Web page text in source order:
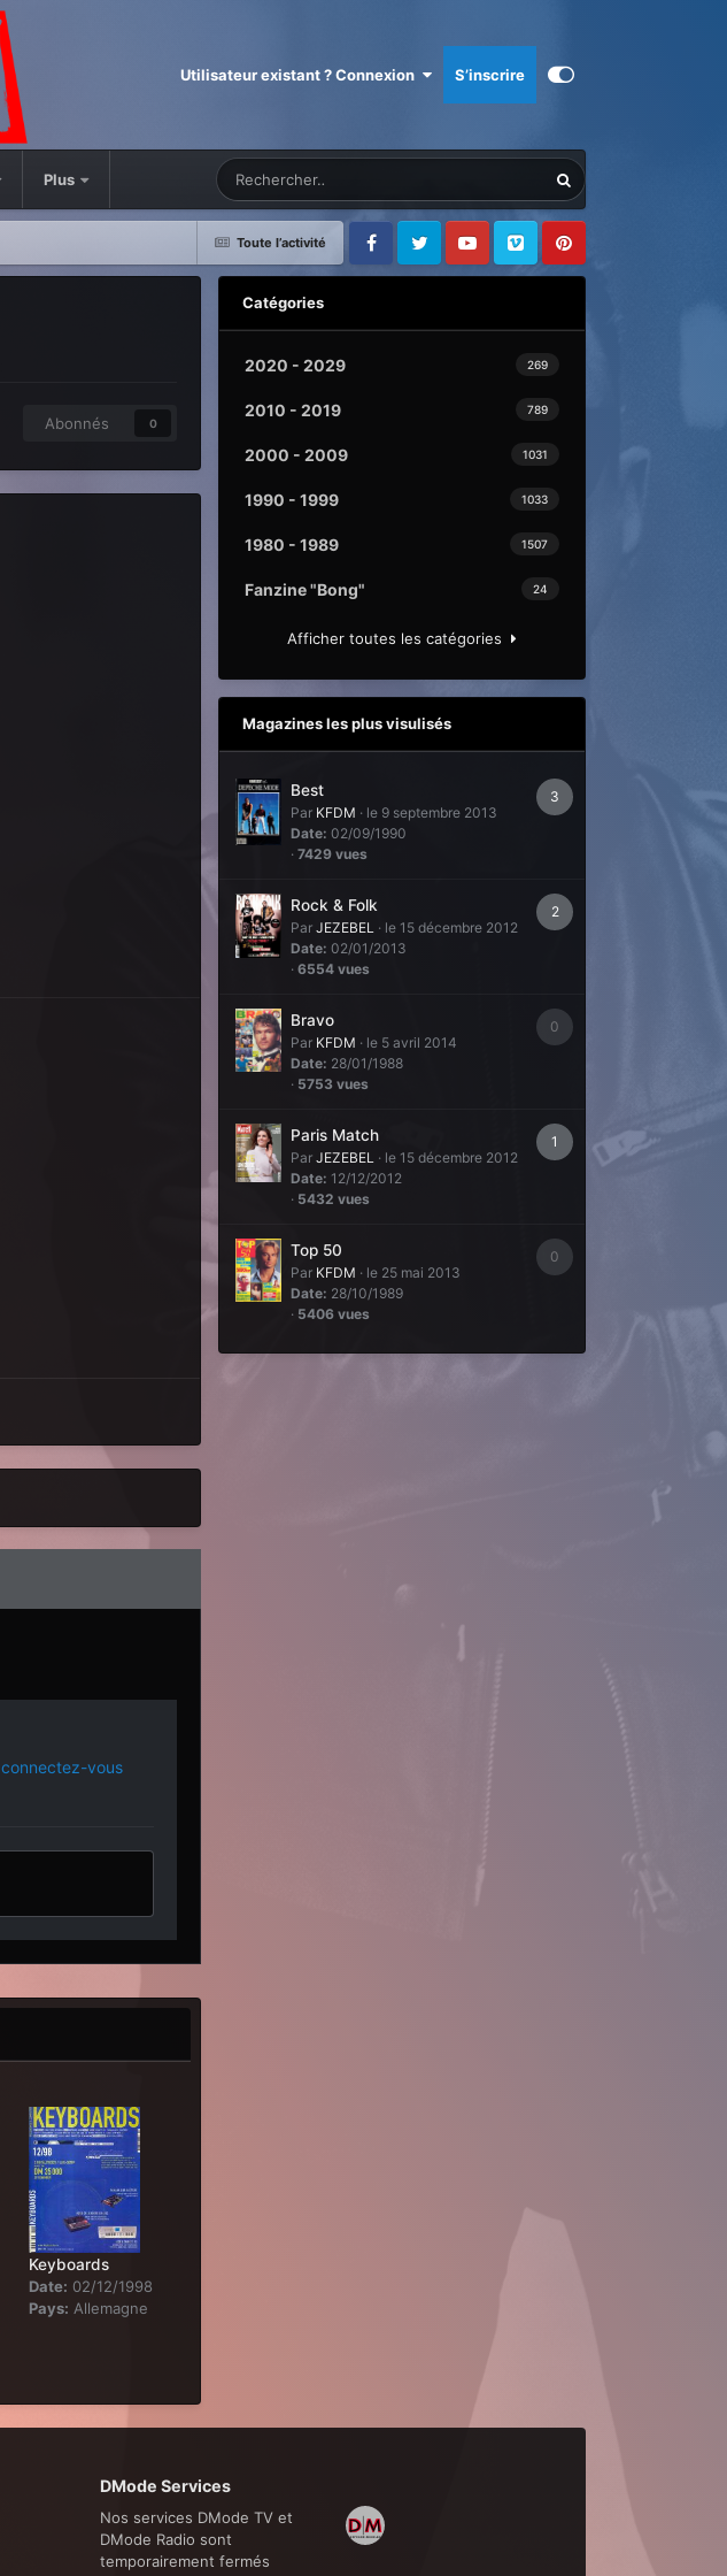
Utilisateur existant ? Connexion S’inscrire
Plus
Toute l’activité
FacebookTwitter Youtube Vimeo Pinterest
Abonnés 0
connectez-vous
Keyboards
Date: 02/12/1998
Pays: Allemagne
Catégories
269
2020 - 2029
789
2010 - 2019
1031
2000 - 2009
1033
1990 - 1999
1507
1980 - 1989
24
Fanzine "Bong"
Afficher toutes les catégories
Magazines les plus visulisés
3
Best
Par KFDM · le 9 septembre 2013
Date: 02/09/1990
·7429 vues
2
Rock & Folk
ParJEZEBEL · le 15 décembre 2012
Date: 02/01/2013
·6554 vues
0
Bravo
Par KFDM · le 5 avril 2014
Date: 28/01/1988
· 5753 vues
1
Paris Match
ParJEZEBEL · le 15 décembre 2012
Date: 12/12/2012
· 5432 vues
0
Top 50
Par KFDM · le 25 mai 2013
Date: 28/10/1989
· 5406 vues
DMode Services
Nos services DMode TV et
DMode Radio sont
temporairement fermés